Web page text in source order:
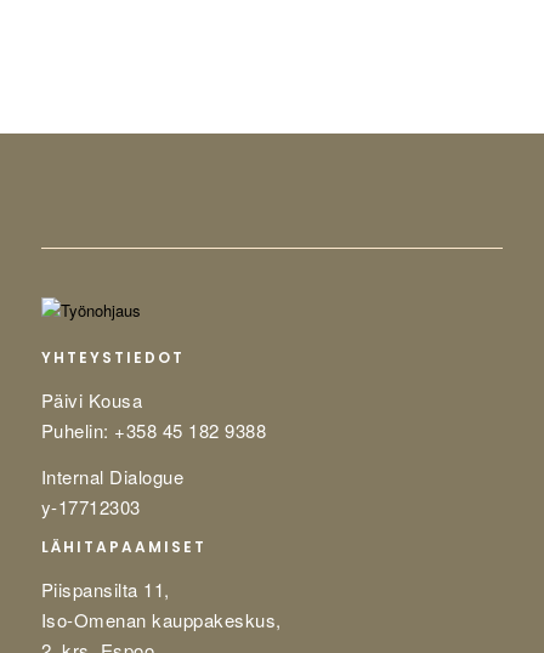
YHTEYSTIEDOT
Päivi Kousa
Puhelin: +358 45 182 9388
Internal Dialogue
y-17712303
LÄHITAPAAMISET
Piispansilta 11,
Iso-Omenan kauppakeskus,